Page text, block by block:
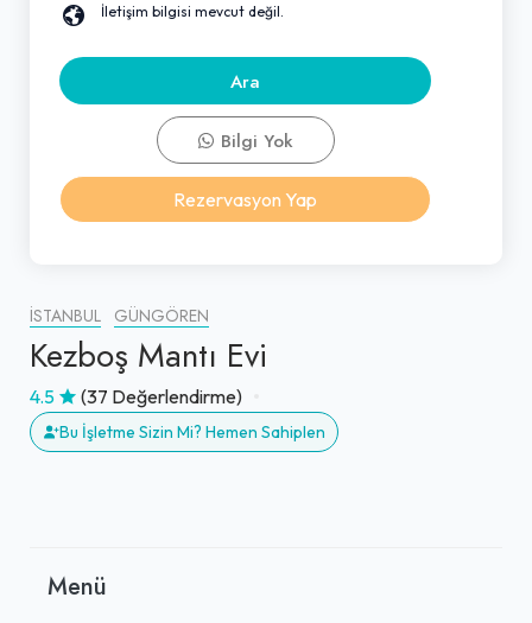
İSTANBUL GÜNGÖREN
Kezboş Mantı Evi
4.5 (37 Değerlendirme)
Bu İşletme Sizin Mi? Hemen Sahiplen
Menü
İletişim bilgisi mevcut değil.
Ara
Bilgi Yok
Rezervasyon Yap